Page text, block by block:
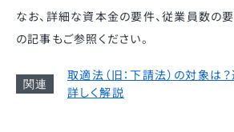
なお、詳細な資本金の要件、従業員数の
の記事もご参照ください。
取適法（旧：下請法）の対象は
詳しく解説